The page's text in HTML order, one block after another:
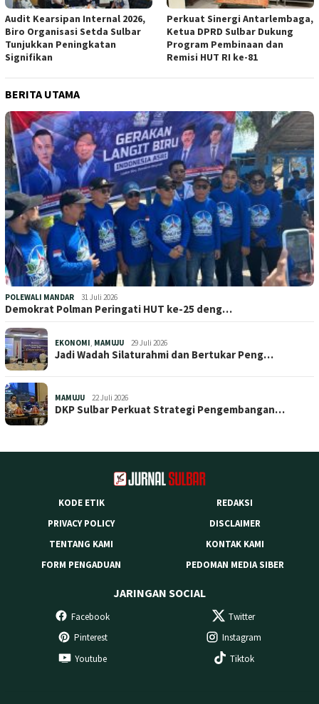
Audit Kearsipan Internal 2026,
Biro Organisasi Setda Sulbar
Tunjukkan Peningkatan
Signifikan
Perkuat Sinergi Antarlembaga,
Ketua DPRD Sulbar Dukung
Program Pembinaan dan
Remisi HUT RI ke-81
BERITA UTAMA
POLEWALI MANDAR 31 Juli 2026
Demokrat Polman Peringati HUT ke-25 deng…
EKONOMI MAMUJU 29 Juli 2026
Jadi Wadah Silaturahmi dan Bertukar Peng…
MAMUJU 22 Juli 2026
DKP Sulbar Perkuat Strategi Pengembangan…
KODE ETIK
REDAKSI
PRIVACY POLICY
DISCLAIMER
TENTANG KAMI
KONTAK KAMI
FORM PENGADUAN
PEDOMAN MEDIA SIBER
JARINGAN SOCIAL
Facebook
Twitter
Pinterest
Instagram
Youtube
Tiktok